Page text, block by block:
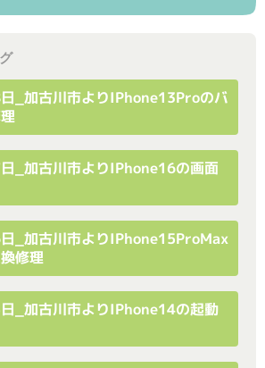
_加古川市よりiPhone13Proのバ
_加古川市よりiPhone16の画面
_加古川市よりiPhone15ProMax
修理
_加古川市よりiPhone14の起動